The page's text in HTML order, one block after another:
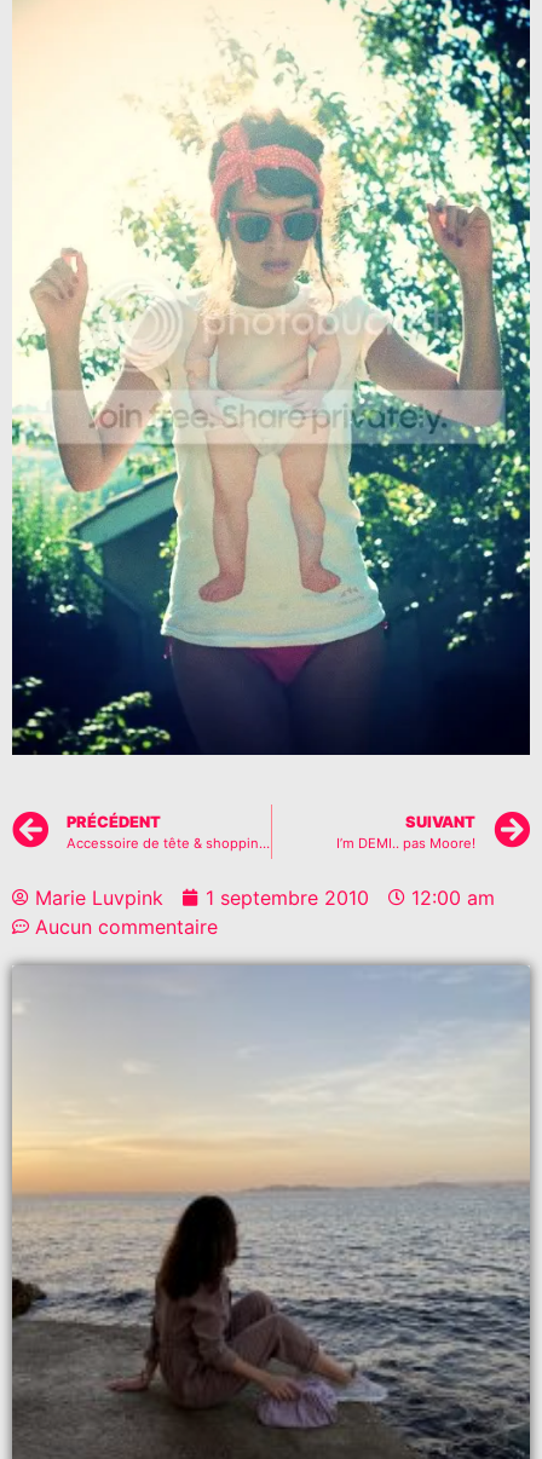
PRÉCÉDENT
Accessoire de tête & shopping en fête….
SUIVANT
I’m DEMI.. pas Moore!
Marie Luvpink 1 septembre 2010
12:00 am
Aucun commentaire